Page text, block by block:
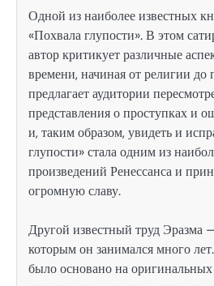
Одной из наиболее известных
«Похвала глупости». В этом
автор критикует различные
времени, начиная от религии
предлагает аудитории
представления о проступках и
и, таким образом, увидеть и
глупости» стала одним из
произведений Ренессанса и
огромную славу.
Другой известный труд Эразма
которым он занимался много
было основано на оригинальных